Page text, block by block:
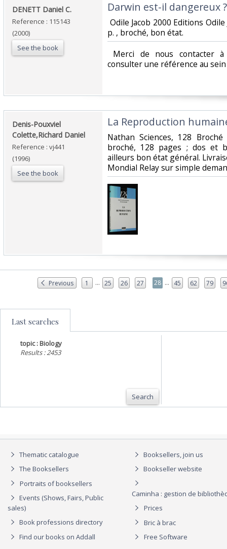
‎DENETT Daniel C.‎
Reference : 115143
(2000)
See the book
‎Darwin est-il dangereux ?‎
Odile Jacob 2000 Editions
p. , broché, bon état.‎
Merci de nous contacter
consulter une référence au
‎Denis-Pouxviel
Colette,Richard Daniel‎
Reference : vj441
(1996)
See the book
‎La Reproduction
‎Nathan Sciences, 128
broché, 128 pages ; dos et
ailleurs bon état général.
Mondial Relay sur simple
Previous 1 ... 25 26 27 28 ... 45 62 79
Last searches
topic : Biology
Results : 2453
Search
Thematic catalogue
The Booksellers
Portraits of booksellers
Events (Shows, Fairs, Public
sales)
Book professions directory
Find our books on Addall
Booksellers, join us
Bookseller website
Caminha : gestion de
Prices
Bric à brac
Free Software